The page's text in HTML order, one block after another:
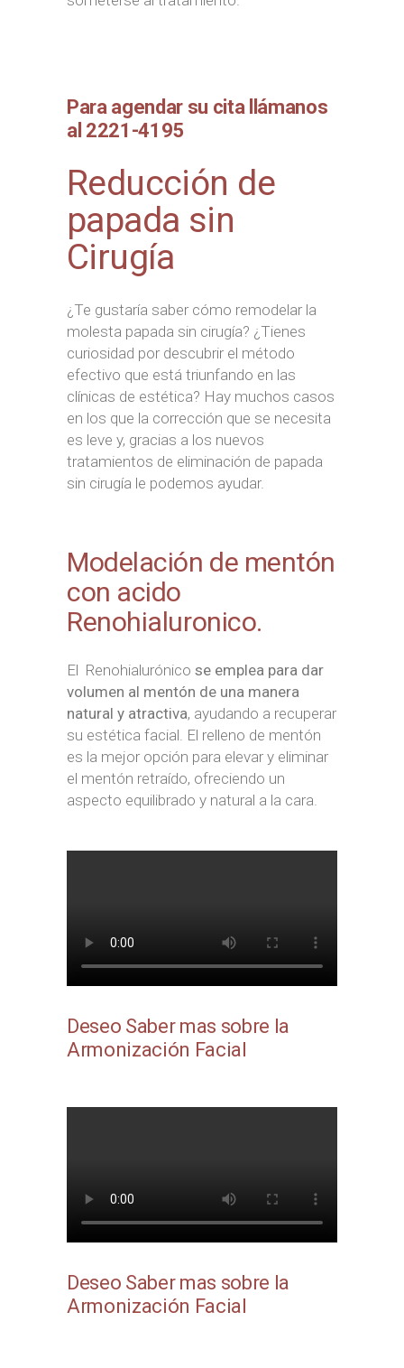
Para agendar su cita llámanos
al 2221-4195
Reducción de
papada sin
Cirugía
¿Te gustaría saber cómo remodelar la
molesta papada sin cirugía? ¿Tienes
curiosidad por descubrir el método
efectivo que está triunfando en las
clínicas de estética? Hay muchos casos
en los que la corrección que se necesita
es leve y, gracias a los nuevos
tratamientos de eliminación de papada
sin cirugía le podemos ayudar.
Modelación de mentón
con acido
Renohialuronico.
El Renohialurónico se emplea para dar
volumen al mentón de una manera
natural y atractiva, ayudando a recuperar
su estética facial. El relleno de mentón
es la mejor opción para elevar y eliminar
el mentón retraído, ofreciendo un
aspecto equilibrado y natural a la cara.
Deseo Saber mas sobre la
Armonización Facial
Deseo Saber mas sobre la
Armonización Facial